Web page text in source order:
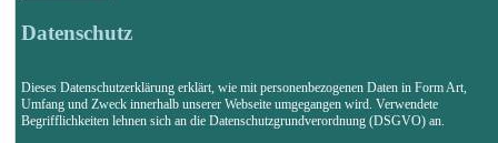
Datenschutz
Dieses Datenschutzerklärung erklärt, wie mit personenbezogenen Daten in Form Art,
Umfang und Zweck innerhalb unserer Webseite umgegangen wird. Verwendete
Begrifflichkeiten lehnen sich an die Datenschutzgrundverordnung (DSGVO) an.